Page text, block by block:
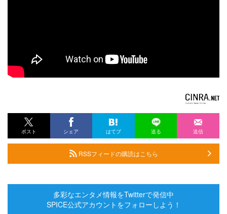
ポスト シェア はてブ 送る 送信
RSSフィードの購読はこちら
多彩なエンタメ情報をTwitterで発信中
SPICE公式アカウントをフォローしよう！